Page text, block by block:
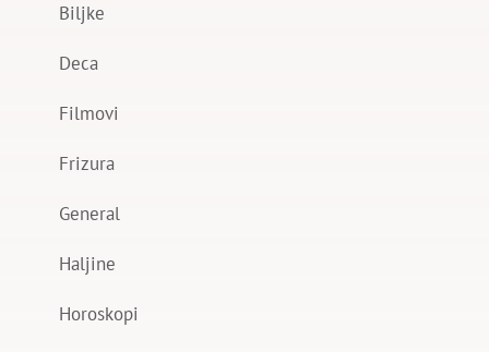
Biljke
Deca
Filmovi
Frizura
General
Haljine
Horoskopi